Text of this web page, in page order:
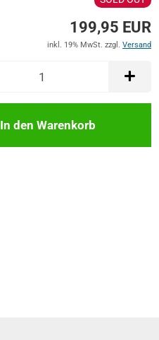
199,95 EUR
inkl. 19% MwSt. zzgl. Versand
In den Warenkorb